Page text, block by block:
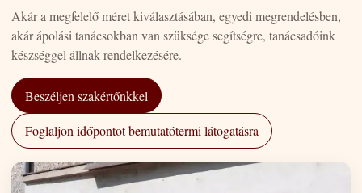
Akár a megfelelő méret kiválasztásában, egyedi megrendelésben,
akár ápolási tanácsokban van szüksége segítségre, tanácsadóink
készséggel állnak rendelkezésére.
Beszéljen szakértőnkkel
Foglaljon időpontot bemutatótermi látogatásra